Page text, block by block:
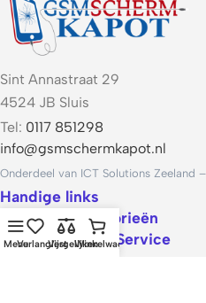
Sint Annastraat 29
4524 JB Sluis
Tel: 0117 851298
info@gsmschermkapot.nl
Onderdeel van ICT Solutions Zeeland
Handige links
Populaire categorieën
Voorwaarden & Service
MenuVerlanglijstVergelijkenWinkelwagen